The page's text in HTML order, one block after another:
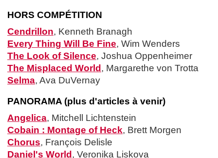
HORS COMPÉTITION
Cendrillon, Kenneth Branagh
Every Thing Will Be Fine, Wim Wenders
The Look of Silence, Joshua Oppenheimer
The Misplaced World , Margarethe von Trotta
Selma, Ava DuVernay
PANORAMA (plus d'articles à venir)
Angelica, Mitchell Lichtenstein
Cobain : Montage of Heck, Brett Morgen
Chorus, François Delisle
Daniel's World , Veronika Liskova